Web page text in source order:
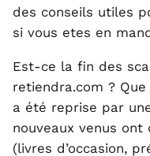
des conseils utiles
si vous etes en
Est-ce la fin des
retiendra.com ?
a été reprise par
nouveaux venus
(livres d’occasion,